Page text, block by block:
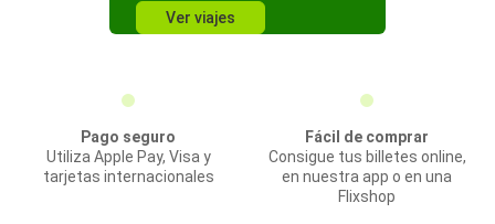
Ver viajes
Pago seguro
Utiliza Apple Pay, Visa y
tarjetas internacionales
Fácil de comprar
Consigue tus billetes online,
en nuestra app o en una
Flixshop